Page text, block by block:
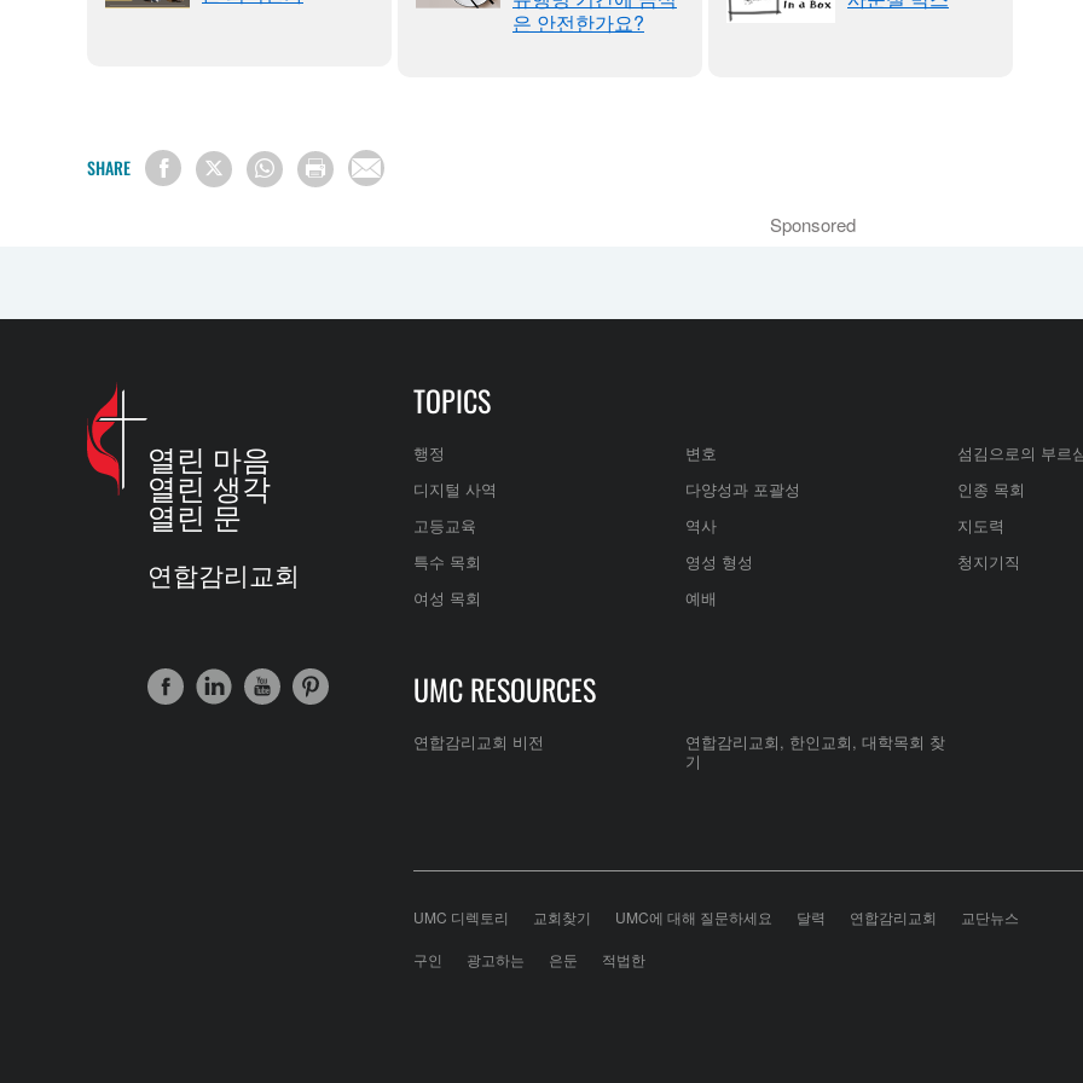
은 안전한가요?
SHARE
Sponsored
열린 마음
열린 생각
열린 문
연합감리교회
TOPICS
행정 변호 섬김으로의 부르
디지털 사역
다양성과 포괄성 인종 목회
고등교육
역사 지도력
특수 목회
영성 형성 청지기직
여성 목회
예배
UMC RESOURCES
연합감리교회 비전
연합감리교회, 한인교회, 대학목회 찾
기
UMC 디렉토리 교회찾기 UMC에 대해 질문하세요 달력 연합감리교회 교단뉴스
구인 광고하는 은둔 적법한